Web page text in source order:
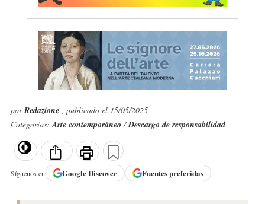
porRedazione , publicado el 15/05/2025
Categorías:Arte contemporáneo/Descargo de responsabilidad
Síguenos en GoogleDiscover Fuentes preferidas